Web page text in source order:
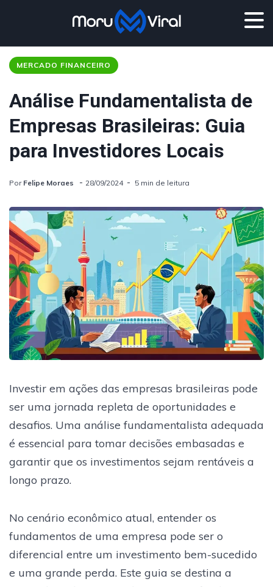
MERCADO FINANCEIRO
Análise Fundamentalista de
Empresas Brasileiras: Guia
para Investidores Locais
Por Felipe Moraes 28/09/2024 5 min de leitura
Investir em ações das empresas brasileiras pode
ser uma jornada repleta de oportunidades e
desafios. Uma análise fundamentalista adequada
é essencial para tomar decisões embasadas e
garantir que os investimentos sejam rentáveis a
longo prazo.
No cenário econômico atual, entender os
fundamentos de uma empresa pode ser o
diferencial entre um investimento bem-sucedido
e uma grande perda. Este guia se destina a